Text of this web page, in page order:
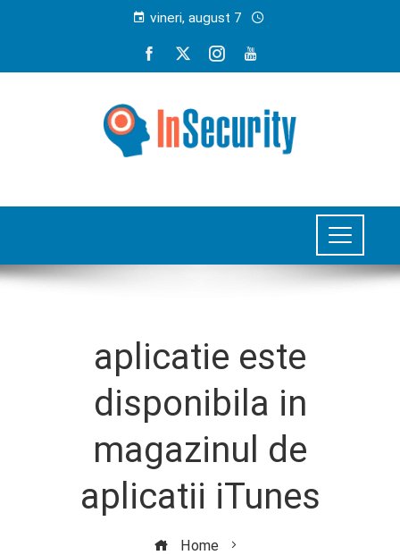
vineri, august 7
aplicatie este
disponibila in
magazinul de
aplicatii iTunes
Home